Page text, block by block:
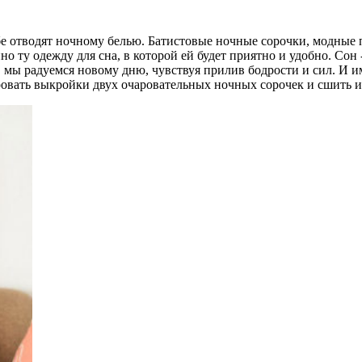
отводят ночному белью. Батистовые ночные сорочки,
ту одежду для сна, в которой ей будет приятно и удобно.
мы радуемся новому дню, чувствуя прилив бодрости и сил. И
выкройки двух очаровательных ночных сорочек и сшить